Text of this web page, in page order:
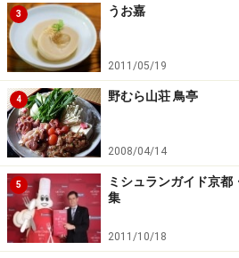
寧な仕事で、弁当の華となるので
が、普通の折詰弁当とは、ひと
でもあります。
さすがに、これだけ手が込んで美
と、２段に分かれた弁当を広げて
まるで一枚の絵画のような美し
っきり言って、これはもう弁当
弁当という名の芸術作品というべ
レベルの彩りや美しさを描き出す
3 うお嘉
2011/05/19
4 野むら山荘 鳥亭
2008/04/14
5
ミシュランガイド京
集
2011/10/18